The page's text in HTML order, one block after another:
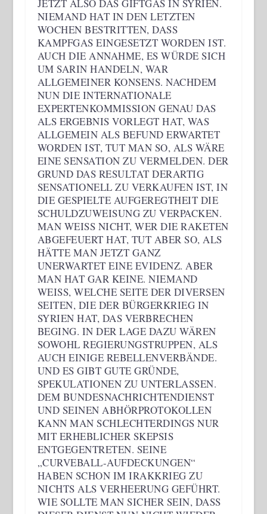
JETZT ALSO DAS GIFTGAS IN SYRIEN.
NIEMAND HAT IN DEN LETZTEN
WOCHEN BESTRITTEN, DASS
KAMPFGAS EINGESETZT WORDEN IST.
AUCH DIE ANNAHME, ES WÜRDE SICH
UM SARIN HANDELN, WAR
ALLGEMEINER KONSENS. NACHDEM
NUN DIE INTERNATIONALE
EXPERTENKOMMISSION GENAU DAS
ALS ERGEBNIS VORLEGT HAT, WAS
ALLGEMEIN ALS BEFUND ERWARTET
WORDEN IST, TUT MAN SO, ALS WÄRE
EINE SENSATION ZU VERMELDEN. DER
GRUND DAS RESULTAT DERARTIG
SENSATIONELL ZU VERKAUFEN IST, IN
DIE GESPIELTE AUFGEREGTHEIT DIE
SCHULDZUWEISUNG ZU VERPACKEN.
MAN WEISS NICHT, WER DIE RAKETEN A
BGEFEUERT HAT, TUT ABER SO, ALS H
ÄTTE MAN JETZT GANZ U
NERWARTET EINE EVIDENZ. ABER M
AN HAT GAR KEINE. NIEMAND W
EISS, WELCHE SEITE DER DIVERSEN SE
ITEN, DIE DER BÜRGERKRIEG IN SY
RIEN HAT, DAS VERBRECHEN BE
GING. IN DER LAGE DAZU WÄREN SO
WOHL REGIERUNGSTRUPPEN, ALS AU
CH EINIGE REBELLENVERBÄNDE. UN
D ES GIBT GUTE GRÜNDE, SP
EKULATIONEN ZU UNTERLASSEN. DE
M BUNDESNACHRICHTENDIENST UN
D SEINEN ABHÖRPROTOKOLLEN KA
NN MAN SCHLECHTERDINGS NUR MI
T ERHEBLICHER SKEPSIS EN
TGEGENTRETEN. SEINE „C
URVEBALL-AUFDECKUNGEN“ HA
BEN SCHON IM IRAKKRIEG ZU NI
CHTS ALS VERHEERUNG GEFÜHRT. WI
E SOLLTE MAN SICHER SEIN, DASS DI